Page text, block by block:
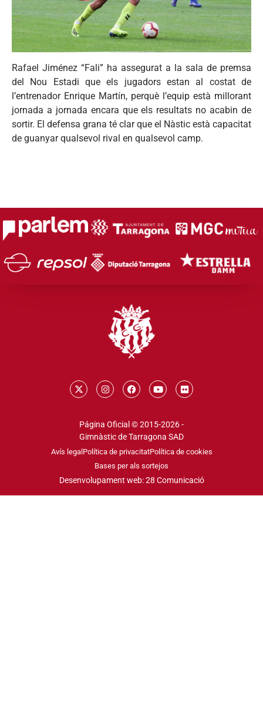
Rafael Jiménez “Fali” ha assegurat a la sala de premsa
del Nou Estadi que els jugadors estan al costat de
l’entrenador Enrique Martín, perquè l’equip està millorant
jornada a jornada encara que els resultats no acabin de
sortir. El defensa grana té clar que el Nàstic està capacitat
de guanyar qualsevol rival en qualsevol camp.
Página Oficial © 2015-2026 -
Gimnàstic de Tarragona SAD
Avís legal Política de privacitatPolítica de cookies
Bases per als sortejos
Desenvolupament web: 28 Comunicació